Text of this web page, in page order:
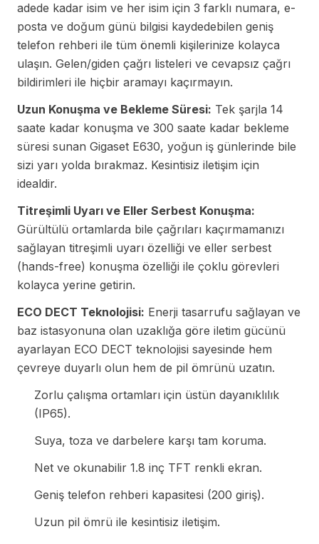
adede kadar isim ve her isim için 3 farklı numara, e-
posta ve doğum günü bilgisi kaydedebilen geniş
telefon rehberi ile tüm önemli kişilerinize kolayca
ulaşın. Gelen/giden çağrı listeleri ve cevapsız çağrı
bildirimleri ile hiçbir aramayı kaçırmayın.
Uzun Konuşma ve Bekleme Süresi: Tek şarjla 14
saate kadar konuşma ve 300 saate kadar bekleme
süresi sunan Gigaset E630, yoğun iş günlerinde bile
sizi yarı yolda bırakmaz. Kesintisiz iletişim için
idealdir.
Titreşimli Uyarı ve Eller Serbest Konuşma:
Gürültülü ortamlarda bile çağrıları kaçırmamanızı
sağlayan titreşimli uyarı özelliği ve eller serbest
(hands-free) konuşma özelliği ile çoklu görevleri
kolayca yerine getirin.
ECO DECT Teknolojisi: Enerji tasarrufu sağlayan ve
baz istasyonuna olan uzaklığa göre iletim gücünü
ayarlayan ECO DECT teknolojisi sayesinde hem
çevreye duyarlı olun hem de pil ömrünü uzatın.
Zorlu çalışma ortamları için üstün dayanıklılık
(IP65).
Suya, toza ve darbelere karşı tam koruma.
Net ve okunabilir 1.8 inç TFT renkli ekran.
Geniş telefon rehberi kapasitesi (200 giriş).
Uzun pil ömrü ile kesintisiz iletişim.